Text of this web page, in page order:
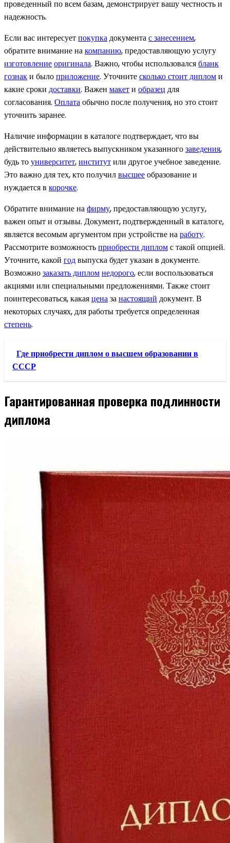
проведенный по всем базам, демонстрирует вашу честность и
надежность.
Если вас интересуетпокупкадокументас занесением,
обратите внимание накомпанию, предоставляющую услугу
изготовлениеоригинала. Важно, чтобы использовалсябланк
гознаки былоприложение. Уточнитесколько стоит дипломи
какие сроки доставки. Важен макети образецдля
согласования. Оплатаобычно после получения, но это стоит
уточнить заранее.
Наличие информации в каталоге подтверждает, что вы
действительно являетесь выпускником указанногозаведения,
будь тоуниверситет,институтили другое учебное заведение.
Это важно для тех, кто получилвысшееобразование и
нуждается в корочке.
Обратите внимание нафирму, предоставляющую услугу,
важен опыт и отзывы. Документ, подтвержденный в каталоге,
является весомым аргументом при устройстве наработу.
Рассмотрите возможностьприобрести дипломс такой опцией.
Уточните, какой годвыпуска будет указан в документе.
Возможнозаказать дипломнедорого, если воспользоваться
акциями или специальными предложениями. Также стоит
поинтересоваться, какаяценазанастоящий документ. В
некоторых случаях, для работы требуется определенная
степень.
Где приобрести диплом о высшем образовании в
СССР
Гарантированная проверка подлинности
диплома